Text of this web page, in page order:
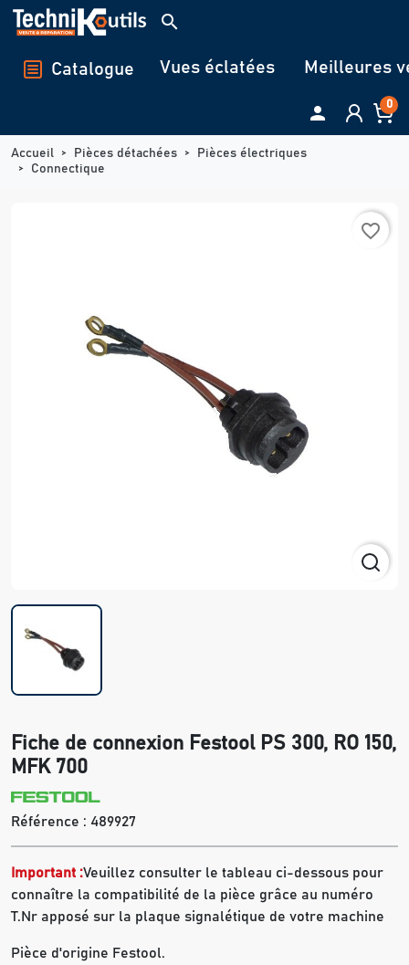
Panneau de gestion des cookies
search
Catalogue Vues éclatées Meilleures
 0
Accueil Pièces détachées
Pièces électriques
Connectique
favorite_border
Fiche de connexion Festool PS 300, RO 150,
MFK 700
Référence : 489927
Important :Veuillez consulter le tableau ci-dessous pour
connaître la compatibilité de la pièce grâce au numéro
T.Nr apposé sur la plaque signalétique de votre machine
Pièce d'origine Festool.